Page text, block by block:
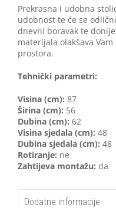
Prekrasna i udobna
udobnost te će se
dnevni boravak te
materijala olakšava
prostora.
Tehnički parametri:
Visina (cm): 87
Širina (cm): 56
Dubina (cm): 62
Visina sjedala (cm): 48
Dubina sjedala (cm): 48
Rotiranje: ne
Zahtijeva montažu: da
Dodatne informacije